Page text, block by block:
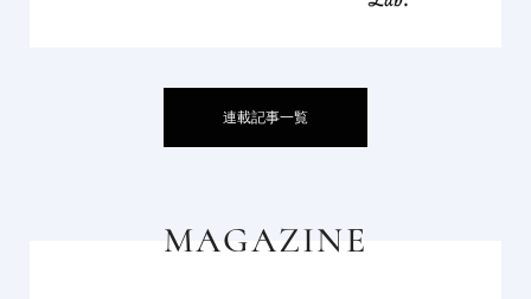
連載記事一覧
MAGAZINE